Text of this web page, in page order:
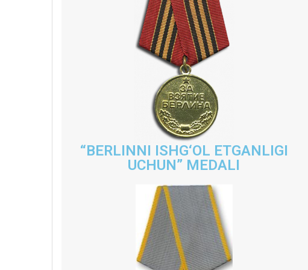
“BERLINNI ISHG‘OL ETGANLIGI
UCHUN” MEDALI